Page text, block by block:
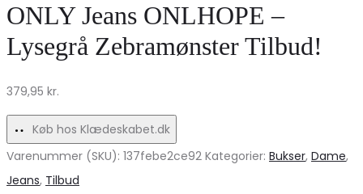
ONLY Jeans ONLHOPE –
Lysegrå Zebramønster Tilbud!
379,95 kr.
Køb hos Klædeskabet.dk
Varenummer (SKU): 137febe2ce92 Kategorier: Bukser, Dame,
Jeans, Tilbud